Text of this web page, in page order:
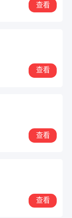
查看
查看
查看
查看